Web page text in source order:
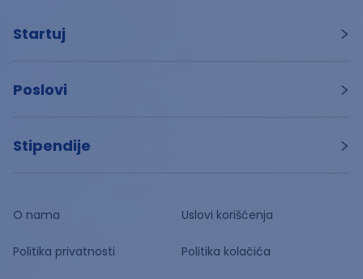
Startuj
Poslovi
Stipendije
O nama Uslovi korišćenja
Politika privatnosti Politika kolačića